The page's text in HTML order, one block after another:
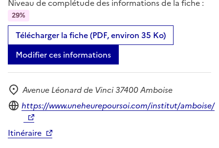
Niveau de complétude des informations de la fiche :
29%
Télécharger la fiche (PDF, environ 35 Ko)
Modifier ces informations
Adresse
Avenue Léonard de Vinci 37400 Amboise
Site internet
https://www.uneheurepoursoi.com/institut/amboise/
Itinéraire